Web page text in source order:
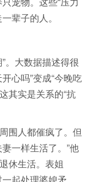
辈子的人。
。大数据描述得很
心吗”变成“今晚吃
其实是关系的“抗
围人都催疯了。但
一样生活了。”他
休生活。表姐
起处理婆媳矛